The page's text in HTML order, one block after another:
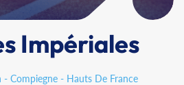
Impériales
- Compiegne - Hauts De France